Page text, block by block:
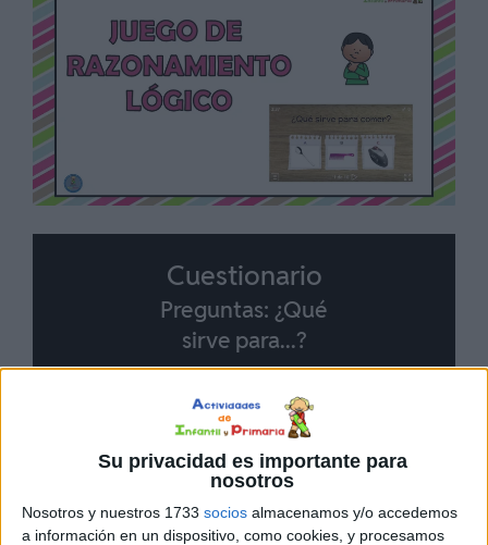
Su privacidad es importante para
nosotros
Nosotros y nuestros 1733 socios almacenamos y/o accedemos
a información en un dispositivo, como cookies, y procesamos